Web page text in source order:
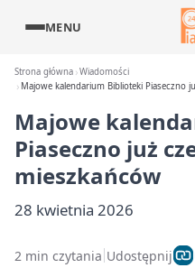
MENU
Strona główna Wiadomości
Majowe kalendarium Biblioteki Piaseczno
Majowe
Piaseczno już
mieszkańców
28 kwietnia 2026
2 min czytania Udostępnij